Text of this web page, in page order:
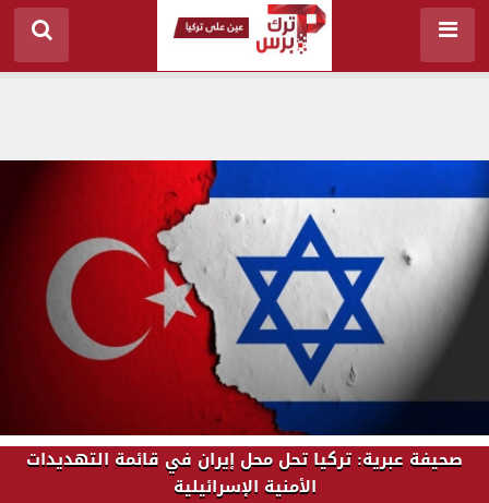
صحيفة عبرية: تركيا تحل محل إيران في قائمة التهديدات
الأمنية الإسرائيلية